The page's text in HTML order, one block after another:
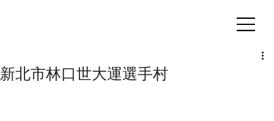
客製化鋁擠型｜氣密窗
新北市林口世大運選手村